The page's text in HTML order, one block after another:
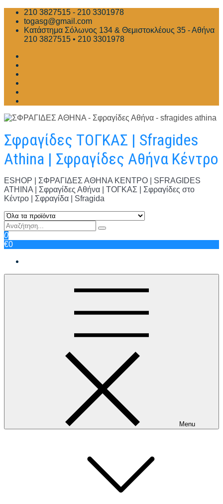
Skip
content
210 3827515 - 210 3301978
togasg@gmail.com
Κατάστημα Σόλωνος 134 & Θεμιστοκλέους 35 - Αθήνα
210 3827515 • 210 3301978
Σφραγίδες ΤΟΓΚΑΣ | Sfragides
Athina | Σφραγίδες Αθήνα Κέντρο
ESHOP | ΣΦΡΑΓΙΔΕΣ ΑΘΗΝΑ ΚΕΝΤΡΟ | SFRAGIDES
ATHINA | Σφραγίδες Αθήνα | ΤΟΓΚΑΣ | Σφραγίδες στο
Κέντρο | Σφραγίδα | Sfragida
0
€0
Menu